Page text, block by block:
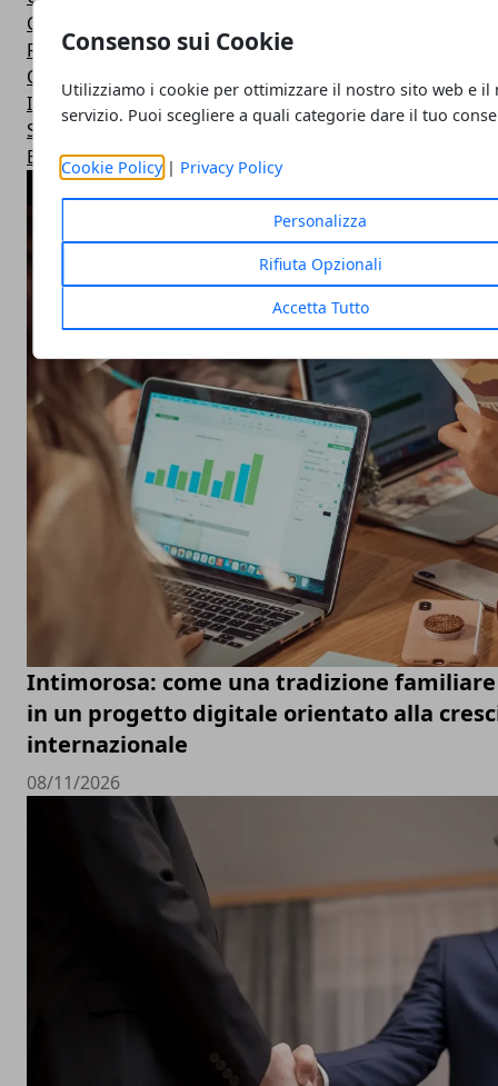
Consenso sui Cookie
Utilizziamo i cookie per ottimizzare il nostro sito web e il
servizio. Puoi scegliere a quali categorie dare il tuo
Cookie Policy| Privacy Policy
Personalizza
Rifiuta Opzionali
Accetta Tutto
Confronti
Recensioni
Offerte
Intelligenza Artificiale
Startup & Innovazione
Business
ARTICOLI POPOLARI
Intimorosa: come una tradizione
in un progetto digitale orientato alla
internazionale
08/11/2026